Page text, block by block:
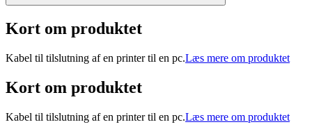
Kort om produktet
Kabel til tilslutning af en printer til en pc.Læs mere om produktet
Kort om produktet
Kabel til tilslutning af en printer til en pc.Læs mere om produktet